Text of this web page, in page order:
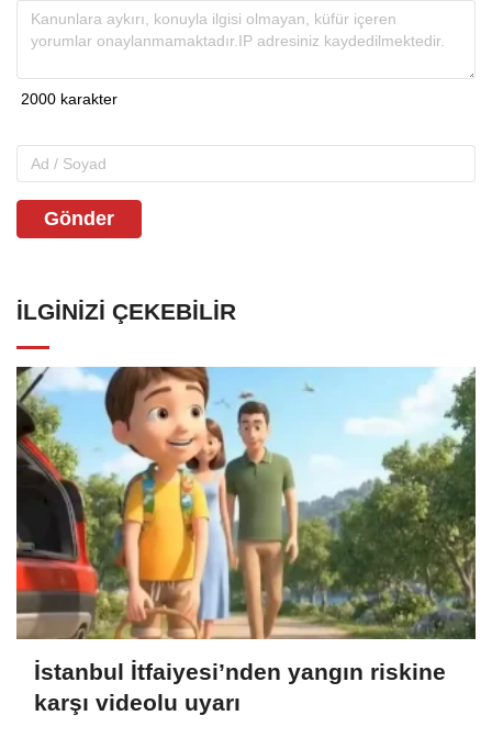
Gönder
İLGINIZI ÇEKEBILIR
İstanbul İtfaiyesi’nden yangın riskine
karşı videolu uyarı